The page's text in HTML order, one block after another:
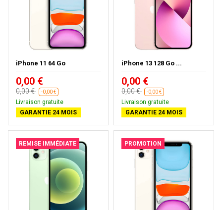
iPhone 11 64 Go
0,00 €
0,00 € -0,00 €
Livraison gratuite
GARANTIE 24 MOIS
iPhone 13 128 Go ...
0,00 €
0,00 € -0,00 €
Livraison gratuite
GARANTIE 24 MOIS
REMISE IMMÉDIATE PROMOTION